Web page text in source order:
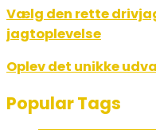
Vælg den rette
jagtoplevelse
Oplev det unikke
Popular Tags